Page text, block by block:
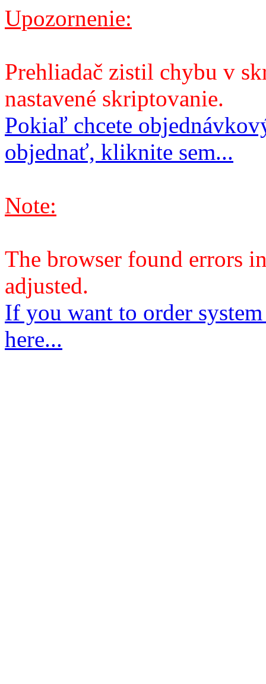
Upozornenie:
Prehliadač zistil chybu v
nastavené skriptovanie.
Pokiaľ chcete
objednať, kliknite sem...
Note:
The browser found errors
adjusted.
If you want to order
here...